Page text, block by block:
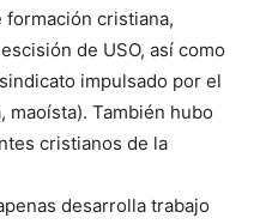
cristiana,
de USO, así como
impulsado por el
maoísta). También hubo
cristianos de la
desarrolla trabajo